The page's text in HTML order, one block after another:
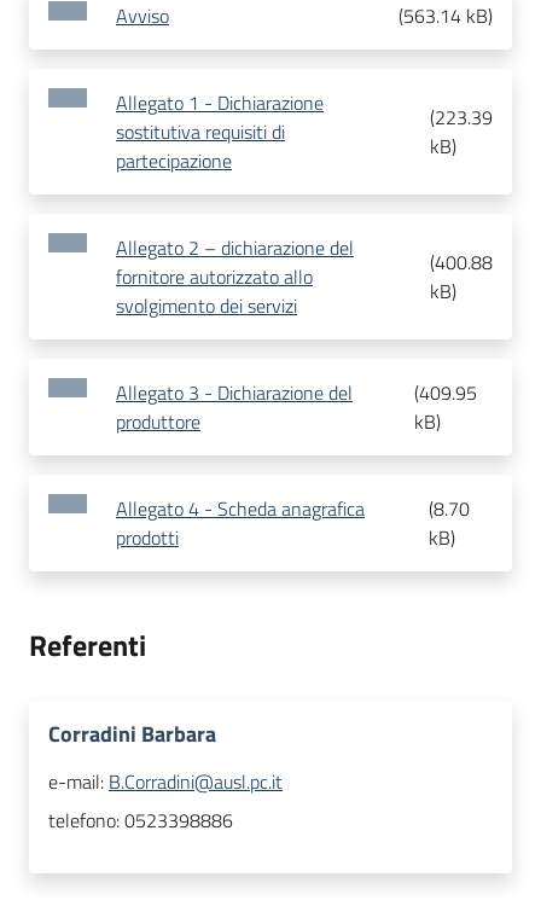
Avviso (563.14 kB)
Allegato 1 - Dichiarazione
sostitutiva requisiti di
partecipazione
(223.39
kB)
Allegato 2 – dichiarazione del
fornitore autorizzato allo
svolgimento dei servizi
(400.88
kB)
Allegato 3 - Dichiarazione del
produttore
(409.95
kB)
Allegato 4 - Scheda anagrafica
prodotti
(8.70
kB)
Referenti
Corradini Barbara
e-mail: B.Corradini@ausl.pc.it
telefono:0523398886